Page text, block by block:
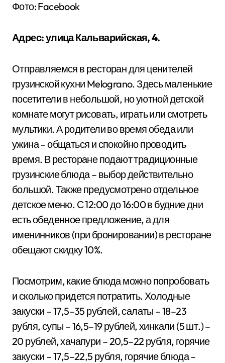
Фото: Facebook
Адрес: улица Кальварийская, 4.
Отправляемся в ресторан для ценителей
грузинской кухни Melograno. Здесь маленькие
посетители в небольшой, но уютной детской
комнате могут рисовать, играть или смотреть
мультики. А родители во время обеда или
ужина – общаться и спокойно проводить
время. В ресторане подают традиционные
грузинские блюда – выбор действительно
большой. Также предусмотрено отдельное
детское меню. С 12:00 до 16:00 в будние дни
есть обеденное предложение, а для
именинников (при бронировании) в ресторане
обещают скидку 10%.
Посмотрим, какие блюда можно попробовать
и сколько придется потратить. Холодные
закуски – 17,5–35 рублей, салаты – 18–23
рубля, супы – 16,5–19 рублей, хинкали (5 шт.) –
20 рублей, хачапури – 20,5–22 рубля, горячие
закуски – 17,5–22,5 рубля, горячие блюда –